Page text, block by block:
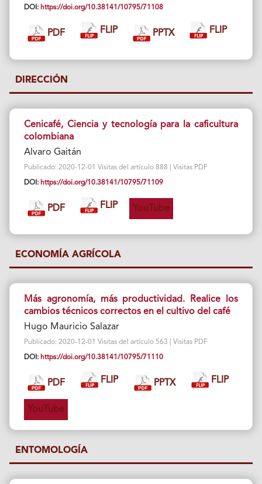
DOI: https://doi.org/10.38141/10795/71108
PDF FLIP PPTX FLIP
DIRECCIÓN
Cenicafé, Ciencia y tecnología para la caficultura
colombiana
Alvaro Gaitán
Publicado: 2020-12-01 Visitas del artículo 888 | Visitas PDF
DOI: https://doi.org/10.38141/10795/71109
PDF FLIP YouTube
ECONOMÍA AGRÍCOLA
Más agronomía, más productividad. Realice los
cambios técnicos correctos en el cultivo del café
Hugo Mauricio Salazar
Publicado: 2020-12-01 Visitas del artículo 563 | Visitas PDF
DOI: https://doi.org/10.38141/10795/71110
PDF FLIP PPTX FLIP
YouTube
ENTOMOLOGÍA